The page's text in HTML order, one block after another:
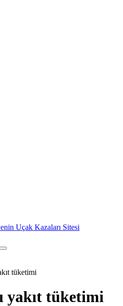
tüketimi
yakıt tüketimi